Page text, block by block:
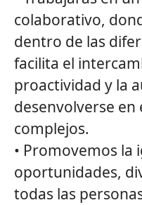
colaborativo,
dentro de las
facilita el
proactividad y la
desenvolverse
complejos.
• Promovemos la
oportunidades,
todas las